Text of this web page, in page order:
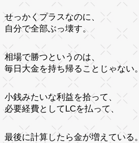
せっかくプラスなのに、
自分で全部ぶっ壊す。
相場で勝つというのは、
毎日大金を持ち帰ることじゃない。
小銭みたいな利益を拾って、
必要経費としてLCを払って、
最後に計算したら金が増えている。